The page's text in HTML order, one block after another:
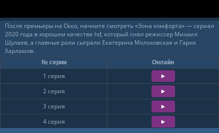
После премьеры на Окко, начните смотреть «Зона комфорта» — сериал
2020 года в хорошем качестве hd, который снял режиссер Михаил
Шулаев, а главные роли сыграли Екатерина Молоховская и Гарик
Харламов.
№ серии Онлайн
1 серия
2 серия
3 серия
4 серия